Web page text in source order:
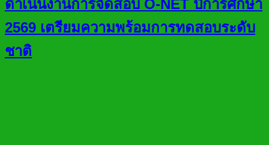
ดำเนินงานการจัดสอบ O-NET ปีการศึกษา
2569 เตรียมความพร้อมการทดสอบระดับ
ชาติ